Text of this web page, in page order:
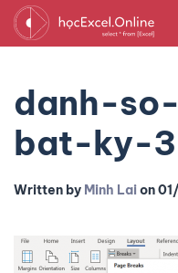
danh-
bat-ky-3
Written by Minh Laion